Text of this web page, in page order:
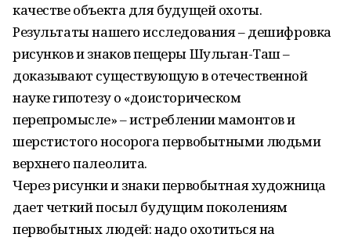
качестве объекта для будущей охоты.
Результаты нашего исследова­ния – дешифровка
рисунков и знаков пещеры Шульган-Таш –
доказывают существующую в оте­чественной
науке гипотезу о «доисторическом
перепромысле» – истреблении мамонтов и
шерстистого носорога первобытными людьми
верхнего палеолита.
Через рисунки и знаки первобытная художница
дает четкий посыл будущим поколениям
первобытных людей: надо охотиться на